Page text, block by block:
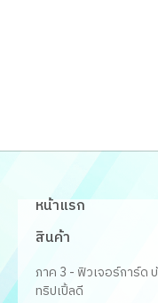
หน้าแรก
สินค้า
ภาค 3 - ฟิวเจอร์การ์ด
ทริปเปิ้ลดี